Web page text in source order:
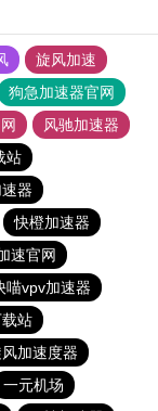
旋风加速
狗急加速器官网
风驰加速器
站
器
快橙加速器
速官网
喵vpv加速器
站
加速度器
一元机场